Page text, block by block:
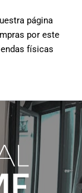
página
por este
físicas